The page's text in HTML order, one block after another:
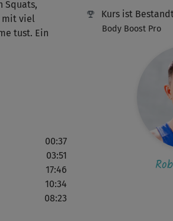
es macht Spaß!
Sehr schön, super
Die Zeit verging wie
gut machbar. Bitte
Squats,
mit viel
tust. Ein
00:37
03:51
17:46
10:34
08:23
Kurs ist
Body Boost Pro